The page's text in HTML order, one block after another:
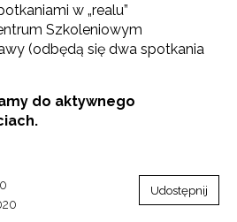
w „realu”
Szkoleniowym
(odbędą się dwa spotkania
do aktywnego
Udostępnij